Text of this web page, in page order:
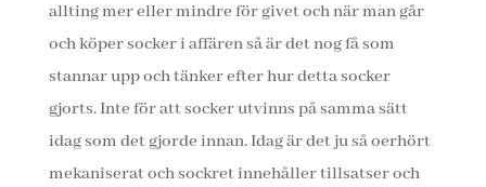
allting mer eller mindre för givet och när man går
och köper socker i affären så är det nog få som
stannar upp och tänker efter hur detta socker
gjorts. Inte för att socker utvinns på samma sätt
idag som det gjorde innan. Idag är det ju så oerhört
mekaniserat och sockret innehåller tillsatser och